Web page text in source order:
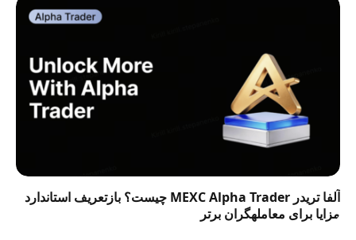
آلفا تریدر MEXC Alpha Trader چیست؟ بازتعریف استاندارد
مزایا برای معاملهگران برتر